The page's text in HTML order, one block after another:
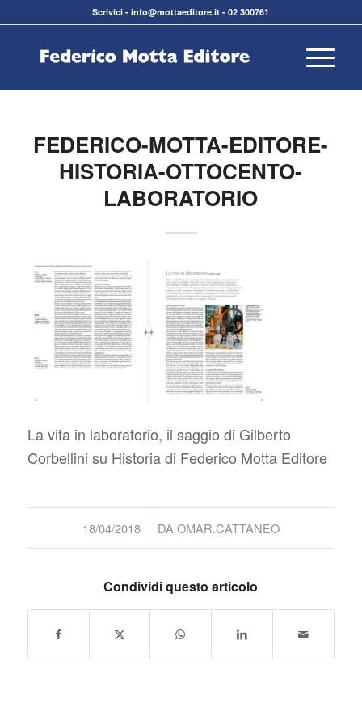
Scrivici -info@mottaeditore.it -02 300761
FEDERICO-MOTTA-EDITORE-
HISTORIA-OTTOCENTO-
LABORATORIO
La vita in laboratorio, il saggio di Gilberto
Corbellini su Historia di Federico Motta Editore
18/04/2018
/ DA OMAR.CATTANEO
Condividi questo articolo